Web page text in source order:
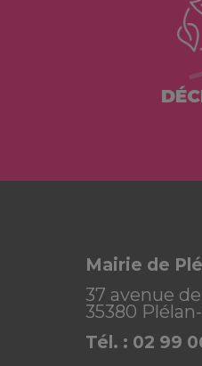
Mairie de
37 avenue
35380
Tél. : 02 99